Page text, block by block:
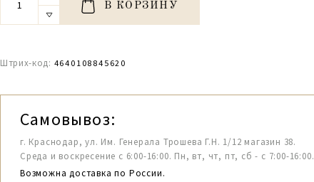
В КОРЗИНУ
Штрих-код: 4640108845620
Самовывоз:
г. Краснодар, ул. Им. Генерала Трошева Г.Н. 1/12 магазин 38.
Среда и воскресение с 6:00-16:00. Пн, вт, чт, пт, сб - с 7:00-16:00.
Возможна доставка по России.